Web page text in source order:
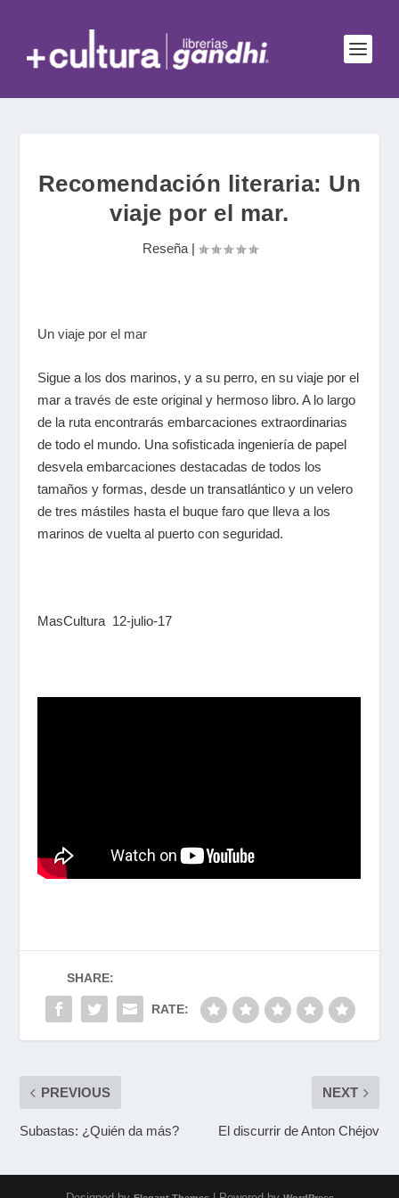
Recomendación literaria: Un
viaje por el mar.
Reseña|
Un viaje por el mar
Sigue a los dos marinos, y a su perro, en su viaje por el
mar a través de este original y hermoso libro. A lo largo
de la ruta encontrarás embarcaciones extraordinarias
de todo el mundo. Una sofisticada ingeniería de papel
desvela embarcaciones destacadas de todos los
tamaños y formas, desde un transatlántico y un velero
de tres mástiles hasta el buque faro que lleva a los
marinos de vuelta al puerto con seguridad.
MasCultura 12-julio-17
SHARE:
RATE:
PREVIOUS
Subastas: ¿Quién da más?
NEXT
El discurrir de Anton Chéjov